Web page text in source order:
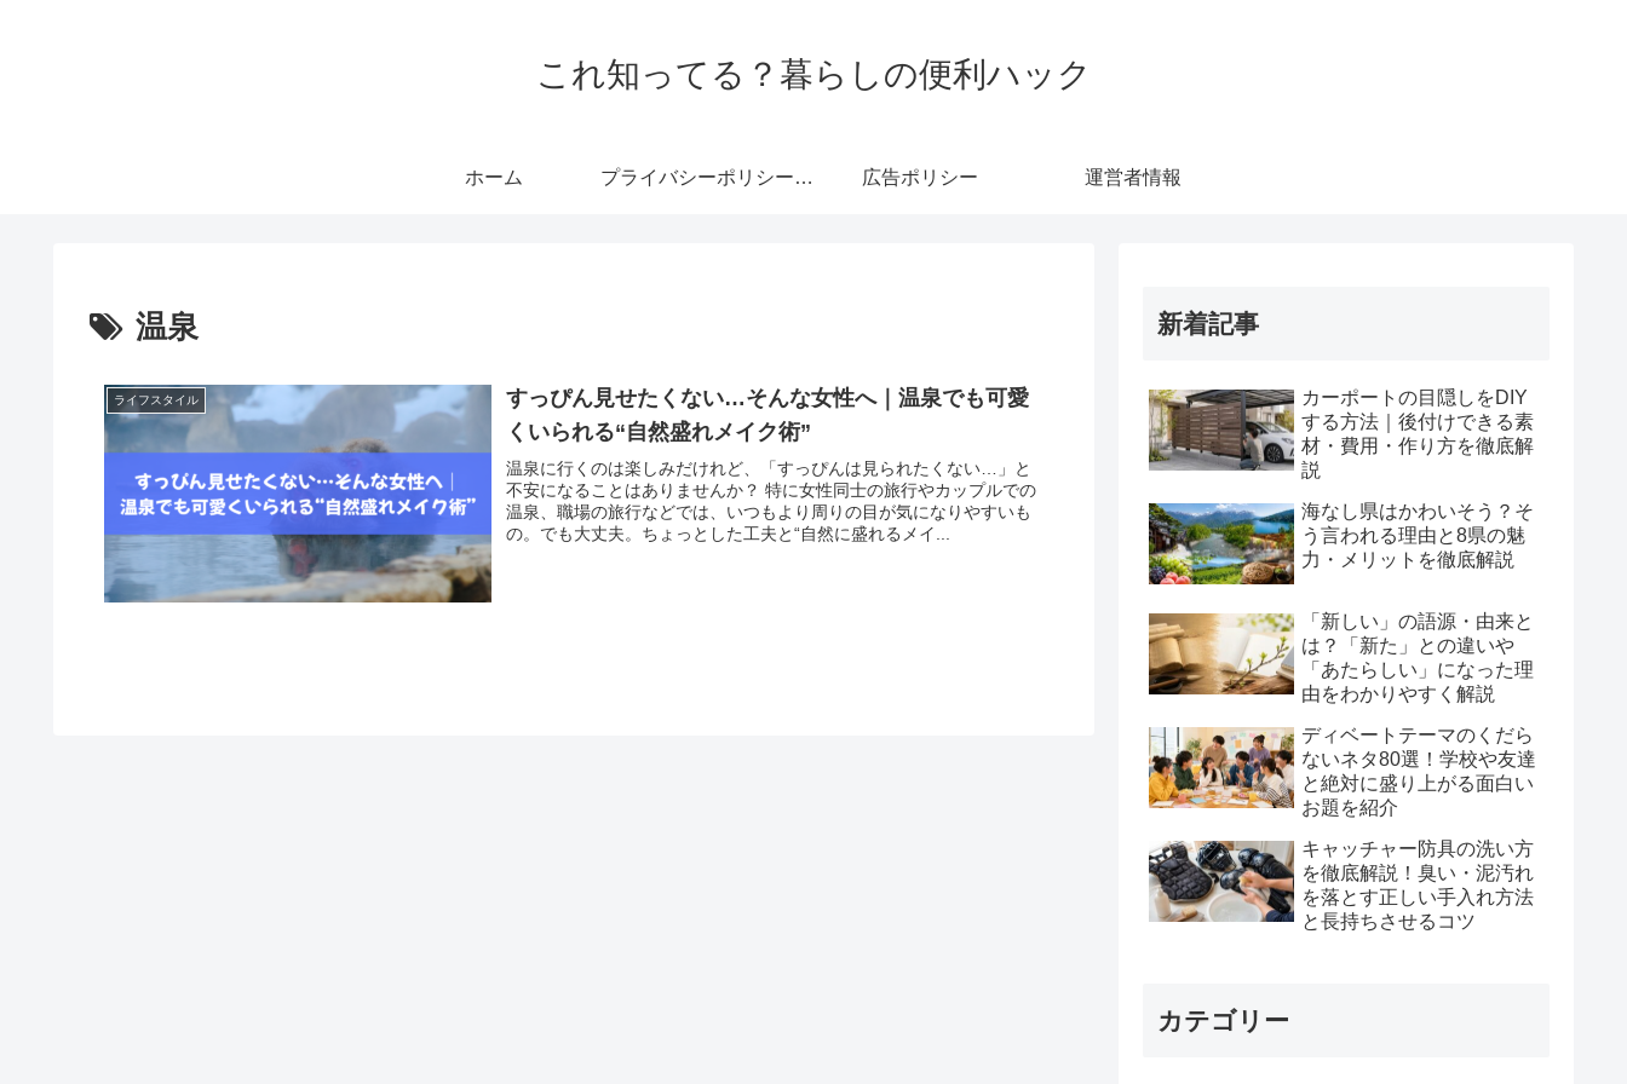
これ知ってる？暮らしの便利ハック
ホーム プライバシーポリシー・免責事項 広告ポリシー 運営者情報
温泉
ライフスタイル
すっぴん見せたくない…そんな女性へ｜温泉でも可愛
くいられる“自然盛れメイク術”
温泉に行くのは楽しみだけれど、「すっぴんは見られたくない…」と
不安になることはありませんか？ 特に女性同士の旅行やカップルでの
温泉、職場の旅行などでは、いつもより周りの目が気になりやすいも
の。でも大丈夫。ちょっとした工夫と“自然に盛れるメイ...
新着記事
カーポートの目隠しをDIY
する方法｜後付けできる素
材・費用・作り方を徹底解
説
海なし県はかわいそう？そ
う言われる理由と8県の魅
力・メリットを徹底解説
「新しい」の語源・由来と
は？「新た」との違いや
「あたらしい」になった理
由をわかりやすく解説
ディベートテーマのくだら
ないネタ80選！学校や友達
と絶対に盛り上がる面白い
お題を紹介
キャッチャー防具の洗い方
を徹底解説！臭い・泥汚れ
を落とす正しい手入れ方法
と長持ちさせるコツ
カテゴリー